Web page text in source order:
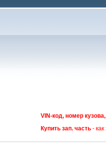
VIN-код, номер
Купить зап. часть -